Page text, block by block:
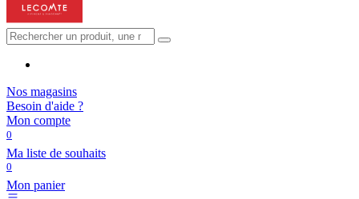
Nos magasins
Besoin d'aide ?
Mon compte
0
Ma liste de souhaits
0
Mon panier